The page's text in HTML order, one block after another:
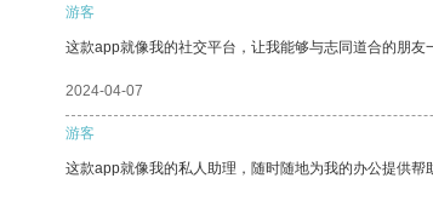
游客
这款app就像我的社交平台，让我能够与志同道合的朋友
2024-04-07
游客
这款app就像我的私人助理，随时随地为我的办公提供